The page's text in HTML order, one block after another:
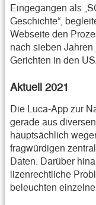
Eingegangen als
Geschichte“,
Webseite den
nach sieben
Gerichten in den
Aktuell 2021
Die Luca-App zur
gerade aus
hauptsächlich
fragwürdigen
Daten. Darüber
lizenrechtliche
beleuchten